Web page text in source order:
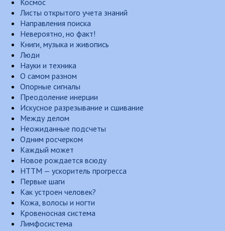
Космос
Листы открытого учета знаний
Направления поиска
Невероятно, но факт!
Книги, музыка и живопись
Люди
Науки и техника
О самом разном
Опорные сигналы
Преодоление инерции
Искусное разрезывание и сшивание
Между делом
Неожиданные подсчеты
Одним росчерком
Каждый может
Новое рождается всюду
НТТМ — ускоритель прогресса
Первые шаги
Как устроен человек?
Кожа, волосы и ногти
Кровеносная система
Лимфосистема